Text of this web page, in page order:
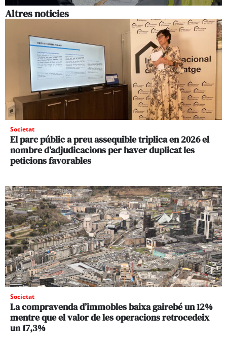
Altres noticies
Societat
El parc públic a preu assequible triplica en 2026 el
nombre d’adjudicacions per haver duplicat les
peticions favorables
Societat
La compravenda d’immobles baixa gairebé un 12%
mentre que el valor de les operacions retrocedeix
un 17,3%